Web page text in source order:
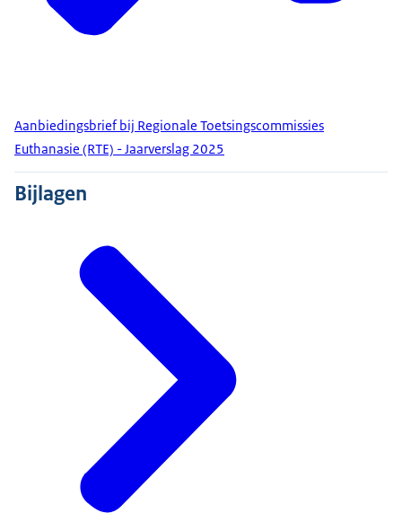
Aanbiedingsbrief bij Regionale Toetsingscommissies
Euthanasie (RTE) - Jaarverslag 2025
Bijlagen